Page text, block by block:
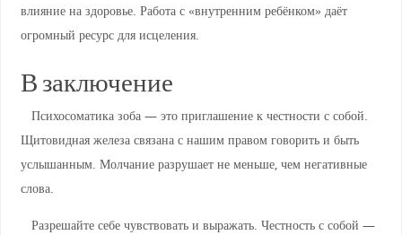
влияние на здоровье. Работа с «внутренним ребёнком» даёт
огромный ресурс для исцеления.
В заключение
Психосоматика зоба — это приглашение к честности с собой.
Щитовидная железа связана с нашим правом говорить и быть
услышанным. Молчание разрушает не меньше, чем негативные
слова.
Разрешайте себе чувствовать и выражать. Честность с собой —